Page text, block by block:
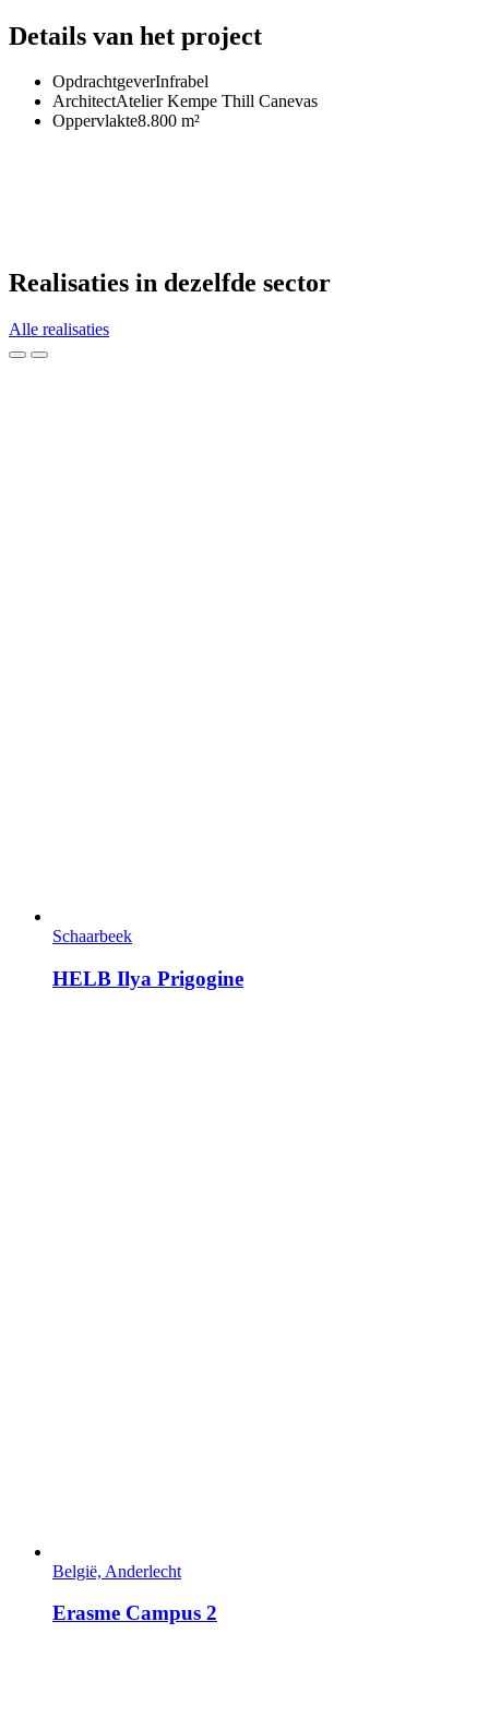
Details van het project
OpdrachtgeverInfrabel
ArchitectAtelier Kempe Thill Canevas
Oppervlakte8.800 m²
Realisaties in dezelfde sector
Alle realisaties
Schaarbeek
HELB Ilya Prigogine
België, Anderlecht
Erasme Campus 2